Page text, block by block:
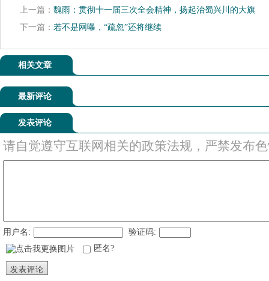
上一篇： 魏雨：贯彻十一届三次全会精神，扬起治蜀兴川的大旗
下一篇： 若不是网曝，“疏忽”还将继续
相关文章
最新评论
发表评论
请自觉遵守互联网相关的政策法规，严禁发布
用户名:
验证码:
匿名?
发表评论